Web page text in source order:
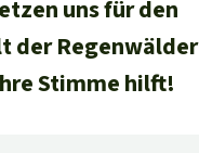
Aluminium
Gold
Kontakt
Freianzeigen
für eine Region
uns für den
der Regenwälder
Stimme hilft!